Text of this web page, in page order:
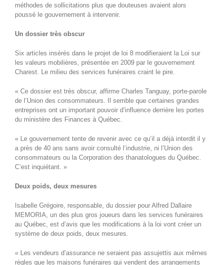
méthodes de sollicitations plus que douteuses avaient alors
poussé le gouvernement à intervenir.
Un dossier très obscur
Six articles insérés dans le projet de loi 8 modifieraient la Loi sur
les valeurs mobilières, présentée en 2009 par le gouvernement
Charest. Le milieu des services funéraires craint le pire.
« Ce dossier est très obscur, affirme Charles Tanguay, porte-parole
de l’Union des consommateurs. Il semble que certaines grandes
entreprises ont un important pouvoir d’influence derrière les portes
du ministère des Finances à Québec.
« Le gouvernement tente de revenir avec ce qu’il a déjà interdit il y
a près de 40 ans sans avoir consulté l’industrie, ni l’Union des
consommateurs ou la Corporation des thanatologues du Québec.
C’est inquiétant. »
Deux poids, deux mesures
Isabelle Grégoire, responsable, du dossier pour Alfred Dallaire
MEMORIA, un des plus gros joueurs dans les services funéraires
au Québec, est d’avis que les modifications à la loi vont créer un
système de deux poids, deux mesures.
« Les vendeurs d’assurance ne seraient pas assujettis aux mêmes
règles que les maisons funéraires qui vendent des arrangements